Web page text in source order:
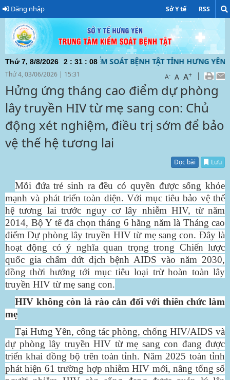
Đăng nhập Sở Y tế RSS
Thứ 7, 8/8/2026 2 : 31 : 09
TRUNG TÂM KIỂM SOÁT BỆNH TẬT TỈNH HƯNG YÊN
Thứ 4, 03/06/2026 | 15:31 A- A A+ |
Hửng ứng tháng cao điểm dự phòng
lây truyền HIV từ mẹ sang con: Chủ
động xét nghiệm, điều trị sớm để bảo
vệ thế hệ tương lai
Đọc bài Lưu
Mỗi đứa trẻ sinh ra đều có quyền được sống khỏe
mạnh và phát triển toàn diện. Với mục tiêu bảo vệ thế
hệ tương lai trước nguy cơ lây nhiễm HIV, từ năm
2014, Bộ Y tế đã chọn tháng 6 hằng năm là Tháng cao
điểm Dự phòng lây truyền HIV từ mẹ sang con. Đây là
hoạt động có ý nghĩa quan trọng trong Chiến lược
quốc gia chấm dứt dịch bệnh AIDS vào năm 2030,
đồng thời hướng tới mục tiêu loại trừ hoàn toàn lây
truyền HIV từ mẹ sang con.
HIV không còn là rào cản đối với thiên chức làm
mẹ
Tại Hưng Yên, công tác phòng, chống HIV/AIDS và
dự phòng lây truyền HIV từ mẹ sang con đang được
triển khai đồng bộ trên toàn tỉnh. Năm 2025 toàn tỉnh
phát hiện 61 trường hợp nhiễm HIV mới, nâng tổng số